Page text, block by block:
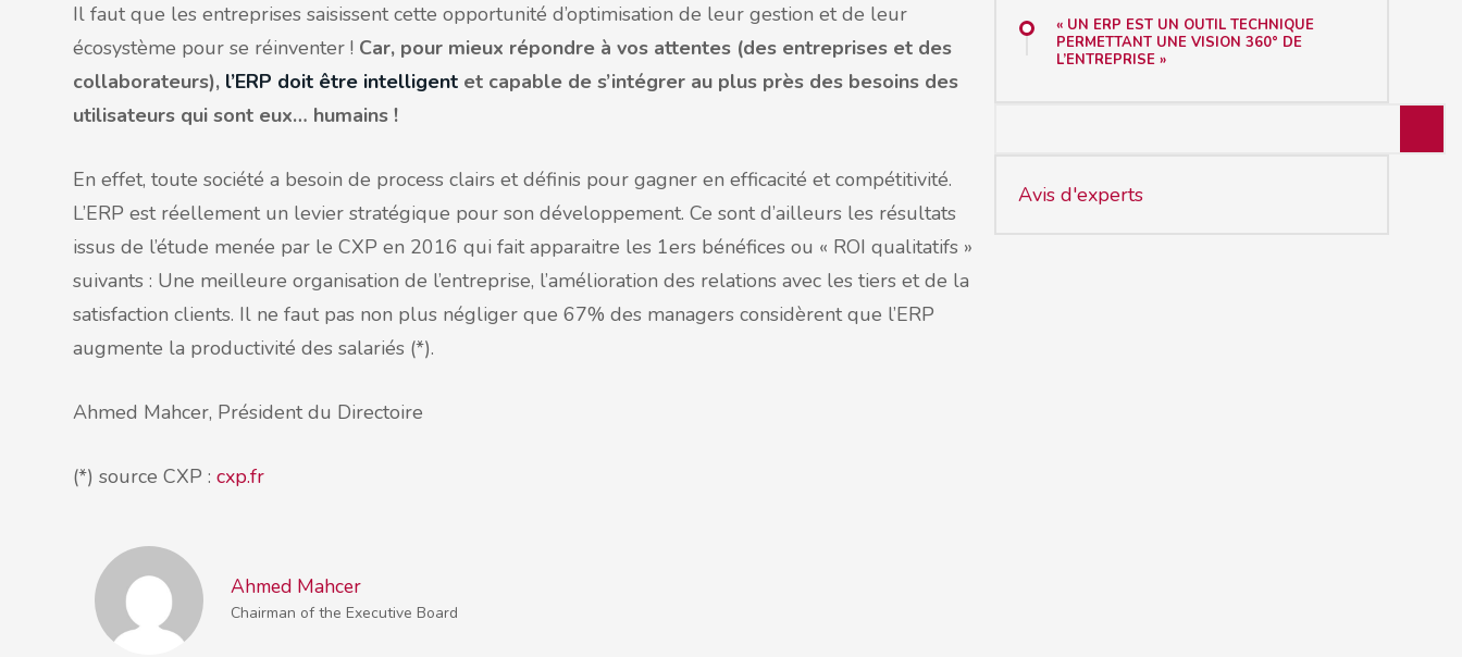
Il faut que les entreprises saisissent cette opportunité d’optimisation de leur gestion et de leur
écosystème pour se réinventer ! Car, pour mieux répondre à vos attentes (des entreprises et des
collaborateurs), l’ERP doit être intelligent et capable de s’intégrer au plus près des besoins des
utilisateurs qui sont eux… humains !
En effet, toute société a besoin de process clairs et définis pour gagner en efficacité et compétitivité.
L’ERP est réellement un levier stratégique pour son développement. Ce sont d’ailleurs les résultats
issus de l’étude menée par le CXP en 2016 qui fait apparaitre les 1ers bénéfices ou « ROI qualitatifs »
suivants : Une meilleure organisation de l’entreprise, l’amélioration des relations avec les tiers et de la
satisfaction clients. Il ne faut pas non plus négliger que 67% des managers considèrent que l’ERP
augmente la productivité des salariés (*).
Ahmed Mahcer, Président du Directoire
(*) source CXP : cxp.fr
Ahmed Mahcer
Chairman of the Executive Board
« UN ERP EST UN OUTIL TECHNIQUE
PERMETTANT UNE VISION 360° DE
L’ENTREPRISE »
Avis d'experts